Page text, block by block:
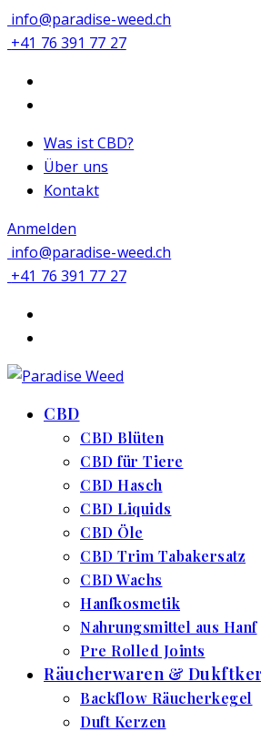
info@paradise-weed.ch
+41 76 391 77 27
Was ist CBD?
Über uns
Kontakt
Anmelden
info@paradise-weed.ch
+41 76 391 77 27
CBD
CBD Blüten
CBD für Tiere
CBD Hasch
CBD Liquids
CBD Öle
CBD Trim Tabakersatz
CBD Wachs
Hanfkosmetik
Nahrungsmittel aus Hanf
Pre Rolled Joints
Räucherwaren &
Backflow Räucherkegel
Duft Kerzen